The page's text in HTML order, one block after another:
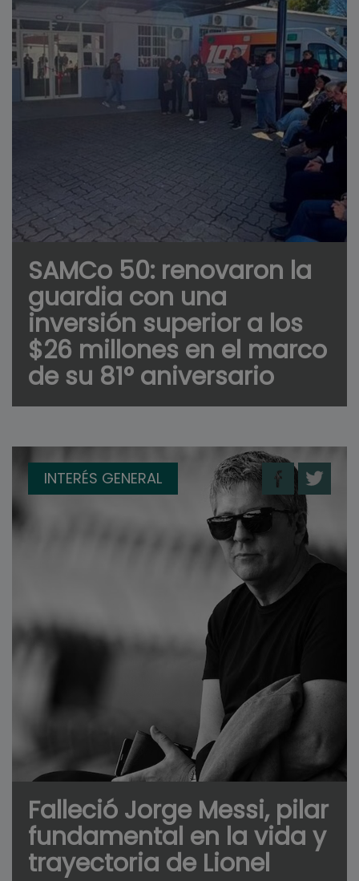
SAMCo 50: renovaron la
guardia con una
inversión superior a los
$26 millones en el marco
de su 81° aniversario
INTERÉS GENERAL
Falleció Jorge Messi, pilar
fundamental en la vida y
trayectoria de Lionel